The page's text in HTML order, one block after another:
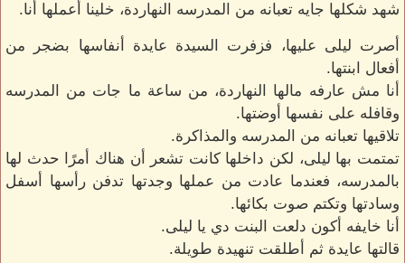
شهد شكلها جايه تعبانه من المدرسه النهاردة، خلينا أعملها أنا.
أصرت ليلى عليها، فزفرت السيدة عايدة أنفاسها بضجر من
أفعال ابنتها.
أنا مش عارفه مالها النهاردة، من ساعة ما جات من المدرسه
وقافله على نفسها أوضتها.
تلاقيها تعبانه من المدرسه والمذاكرة.
تمتمت بها ليلى، لكن داخلها كانت تشعر أن هناك أمرًا حدث لها
بالمدرسه، فعندما عادت من عملها وجدتها تدفن رأسها أسفل
وسادتها وتكتم صوت بكائها.
أنا خايفه أكون دلعت البنت دي يا ليلى.
قالتها عايدة ثم أطلقت تنهيدة طويلة.